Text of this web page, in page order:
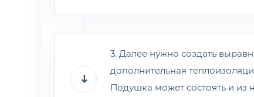
3. Далее нужно создать
дополнительная
Подушка может состоять и из